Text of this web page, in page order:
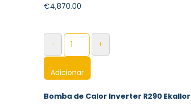
€4,870.00
- +
Adicionar
Bomba de Calor Inverter R290 Ekallor